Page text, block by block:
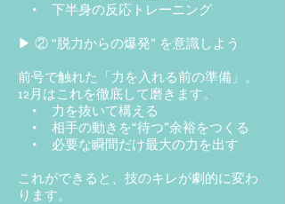
• 下半身の反応トレーニング
▶ ② “脱力からの爆発” を意識しよう
前号で触れた「力を入れる前の準備」。
12月はこれを徹底して磨きます。
• 力を抜いて構える
• 相手の動きを“待つ”余裕をつくる
• 必要な瞬間だけ最大の力を出す
これができると、技のキレが劇的に変わ
ります。